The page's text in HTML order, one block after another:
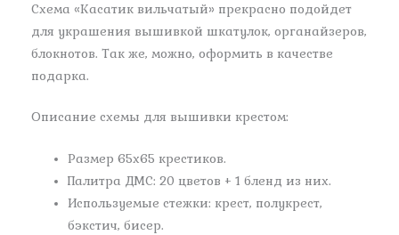
Схема «Касатик вильчатый» прекрасно подойдет
для украшения вышивкой шкатулок, органайзеров,
блокнотов. Так же, можно, оформить в качестве
подарка.
Описание схемы для вышивки крестом:
Размер 65х65 крестиков.
Палитра ДМС: 20 цветов + 1 бленд из них.
Используемые стежки: крест, полукрест,
бэкстич, бисер.